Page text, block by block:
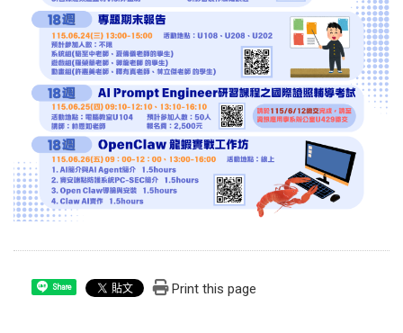
Share Print this page